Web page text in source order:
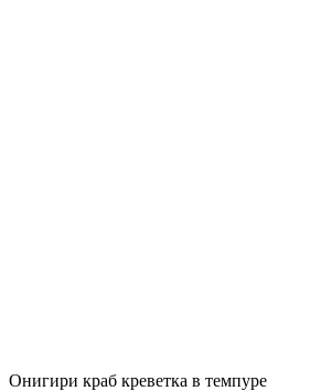
Онигири краб креветка в темпуре